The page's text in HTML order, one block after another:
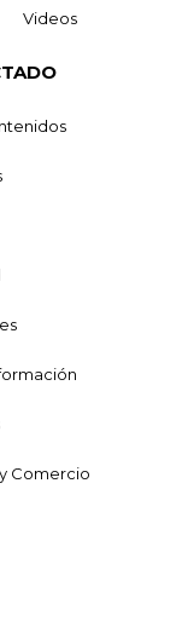
Videos
Comercio